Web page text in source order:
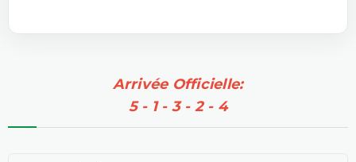
Arrivée Officielle:
5 - 1 - 3 - 2 - 4